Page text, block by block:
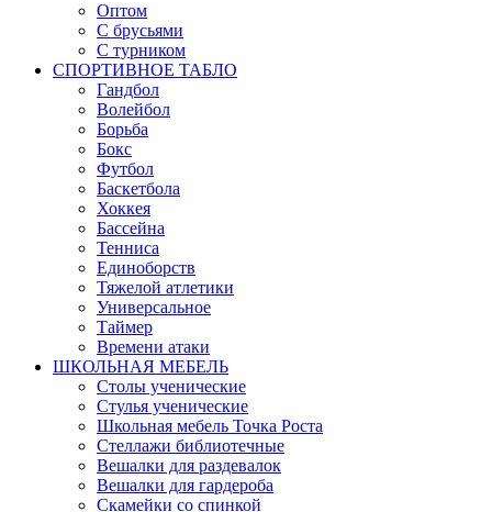
Оптом
С брусьями
С турником
СПОРТИВНОЕ ТАБЛО
Гандбол
Волейбол
Борьба
Бокс
Футбол
Баскетбола
Хоккея
Бассейна
Тенниса
Единоборств
Тяжелой атлетики
Универсальное
Таймер
Времени атаки
ШКОЛЬНАЯ МЕБЕЛЬ
Столы ученические
Стулья ученические
Школьная мебель Точка Роста
Стеллажи библиотечные
Вешалки для раздевалок
Вешалки для гардероба
Скамейки со спинкой